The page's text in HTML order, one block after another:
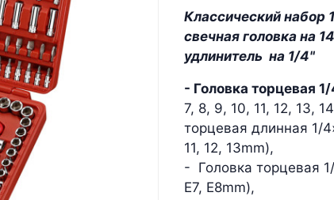
Классический набор
свечная головка на
удлинитель на 1/4"
- Головка торцевая
7, 8, 9, 10, 11, 12, 13,
торцевая длинная 1/
11, 12, 13mm),
- Головка торцевая
Е7, Е8mm),